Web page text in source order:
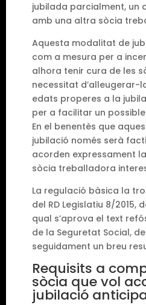
jubilada parcialment, un
amb una altra sòcia
Aquesta modalitat de
com a mesura per a
alhora tenir cura de les
necessitat d’alleugerar-
edats properes a la
per a facilitar un
En el benentès que
jubilació només serà
acorden expressament
sòcia treballadora
La regulació bàsica la
del RD Legislatiu 8/2015,
qual s’aprova el text
de la Seguretat Social,
seguidament un breu
Requisits a
sòcia que vol
jubilació